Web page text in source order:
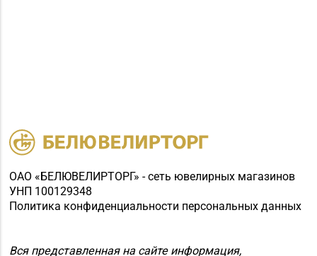
ОАО «БЕЛЮВЕЛИРТОРГ» - сеть ювелирных магазинов
УНП 100129348
Политика конфиденциальности персональных данных
Вся представленная на сайте информация,